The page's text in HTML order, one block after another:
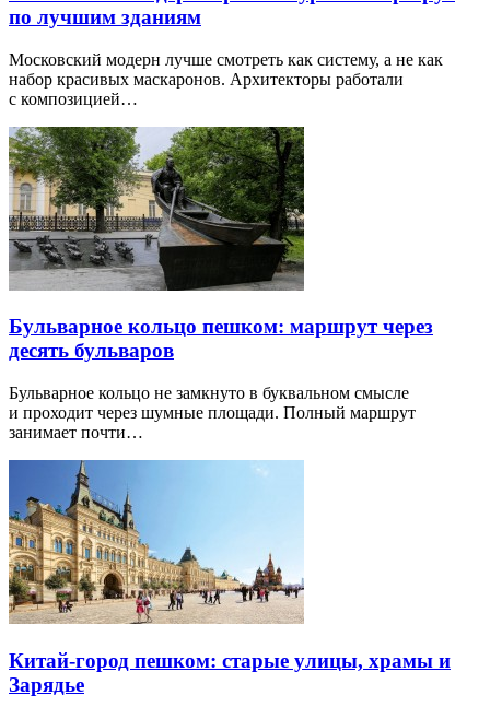
по лучшим зданиям
Московский модерн лучше смотреть как систему, а не как
набор красивых маскаронов. Архитекторы работали
с композицией…
Бульварное кольцо пешком: маршрут через
десять бульваров
Бульварное кольцо не замкнуто в буквальном смысле
и проходит через шумные площади. Полный маршрут
занимает почти…
Китай-город пешком: старые улицы, храмы и
Зарядье